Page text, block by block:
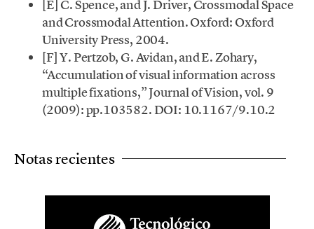
[E] C. Spence, and J. Driver, Crossmodal Space
and Crossmodal Attention. Oxford: Oxford
University Press, 2004.
[F] Y. Pertzob, G. Avidan, and E. Zohary,
“Accumulation of visual information across
multiple fixations,” Journal of Vision, vol. 9
(2009): pp.103582. DOI: 10.1167/9.10.2
Notas recientes